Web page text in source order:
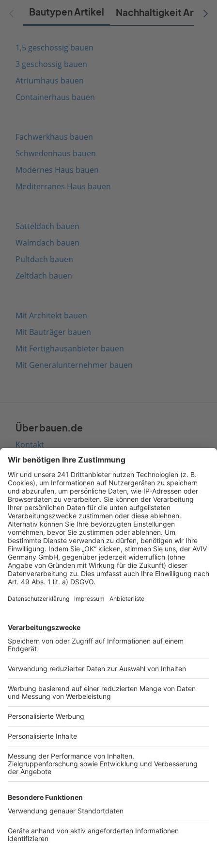
Bautypen Artikel Nachhaltigkeit Artikel
1,5 geschossig bauen
3 geschossig bauen
Atriumhaus bauen
Containerhaus bauen
Fachwerkhaus bauen
Schwedenhaus bauen
Modernes Haus bauen
Mediterranes Haus bauen
Satteldach bauen
Walmdach bauen
Pultdach bauen
Zeltdach bauen
Mit Architekt bauen
Mit Bauträger bauen
Mit Fertighausanbieter bauen
Mit Generalunternehmer bauen
Über bauen.de
Kontakt
Seitenaufbau
Barrierefreiheit
Cookie Einstellungen
Rechtliches
AGB-Übersicht
Datenschutz
Impressum
Services
Bauprojekt-Quiz
Häuser-Suche
Hausanbieter-Suche
Bauprojekt-Profil
Für Unternehmen
Ihre Baufirma auf bauen.de
Kostenloses Infogespräch